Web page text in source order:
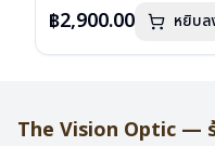
บานพับ : ไม่มีสปริง
อุปกรณ์ : กล่องแว่น , ผ้าเช็ดแว่น
฿2,900.00 หยิบล
The Vision Optic — ร้